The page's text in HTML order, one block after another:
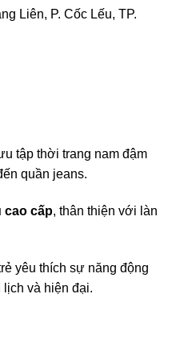
Liên, P. Cốc Lếu, TP.
tập thời trang nam đậm
quần jeans.
cao cấp, thân thiện với làn
yêu thích sự năng động
và hiện đại.